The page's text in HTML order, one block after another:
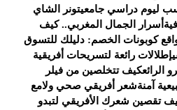
ليوم دراسي جامعيتونر الشاي
أسرار الجمال المغربي.. كيف
كوبونات الخصم: دليلك للتسوق
إطلالات رائعة لتسريحات أفريقية
الرائعكيف تتخلصين من فيلر
آمنةشعر أفريقي صحي ولامع
تقصين شعرك الأفريقي لتبدو